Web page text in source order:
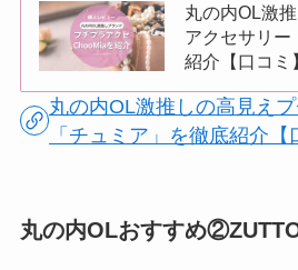
丸の内OL激
アクセサリー
紹介【口コミ
丸の内OL激推しの高見え
「チュミア」を徹底紹介【
丸の内OLおすすめ